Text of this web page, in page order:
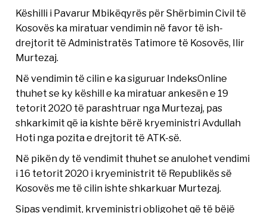
Këshilli i Pavarur Mbikëqyrës për Shërbimin Civil të
Kosovës ka miratuar vendimin në favor të ish-
drejtorit të Administratës Tatimore të Kosovës, Ilir
Murtezaj.
Në vendimin të cilin e ka siguruar IndeksOnline
thuhet se ky këshill e ka miratuar ankesën e 19
tetorit 2020 të parashtruar nga Murtezaj, pas
shkarkimit që ia kishte bërë kryeministri Avdullah
Hoti nga pozita e drejtorit të ATK-së.
Në pikën dy të vendimit thuhet se anulohet vendimi
i 16 tetorit 2020 i kryeministrit të Republikës së
Kosovës me të cilin ishte shkarkuar Murtezaj.
Sipas vendimit, kryeministri obligohet që të bëjë